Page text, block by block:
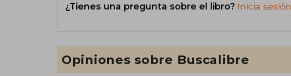
¿Tienes una pregunta sobre el libro? Inicia sesión
Opiniones sobre Buscalibre